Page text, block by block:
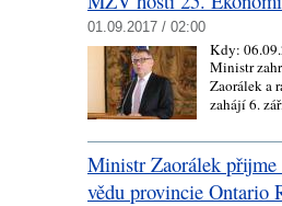
01.09.2017 / 02:00
Kdy:
Ministr
Zaorálek a
zahájí 6.
Ministr Zaorálek
vědu provincie Ontario